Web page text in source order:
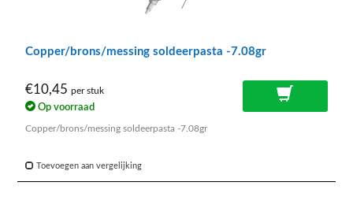
Copper/brons/messing soldeerpasta -7.08gr
€10,45 per stuk
Op voorraad
Copper/brons/messing soldeerpasta -7.08gr
Toevoegen aan vergelijking